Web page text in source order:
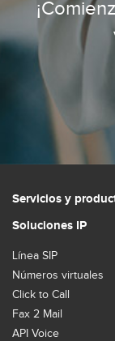
Servicios y
Soluciones IP
Línea SIP
Números virtuales
Click to Call
Fax 2 Mail
API Voice